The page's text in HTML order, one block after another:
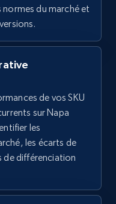
Commencer
Seller rating,
category, and
du marché et
de vos SKU
sur Napa
les
les écarts de
de différenciation